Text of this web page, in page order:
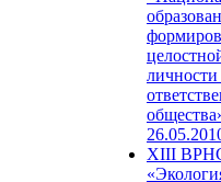
XIII